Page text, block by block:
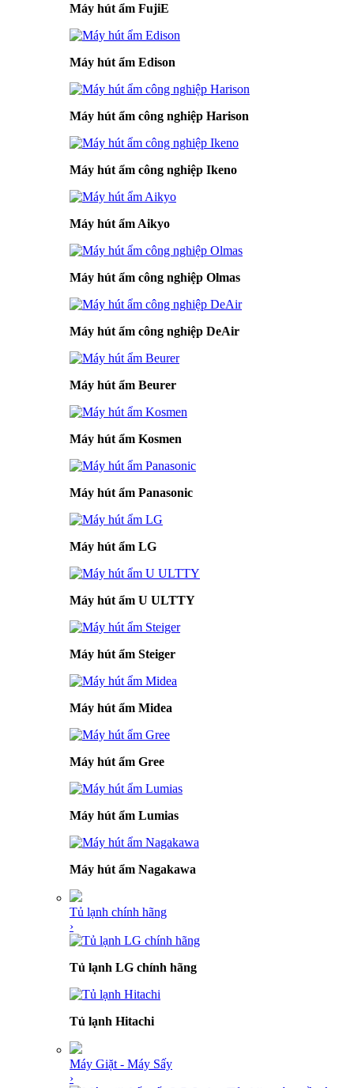
Máy hút ẩm FujiE
Máy hút ẩm Edison
Máy hút ẩm công nghiệp Harison
Máy hút ẩm công nghiệp Ikeno
Máy hút ẩm Aikyo
Máy hút ẩm công nghiệp Olmas
Máy hút ẩm công nghiệp DeAir
Máy hút ẩm Beurer
Máy hút ẩm Kosmen
Máy hút ẩm Panasonic
Máy hút ẩm LG
Máy hút ẩm U ULTTY
Máy hút ẩm Steiger
Máy hút ẩm Midea
Máy hút ẩm Gree
Máy hút ẩm Lumias
Máy hút ẩm Nagakawa
Tủ lạnh chính hãng
›
Tủ lạnh LG chính hãng
Tủ lạnh Hitachi
Máy Giặt - Máy Sấy
›